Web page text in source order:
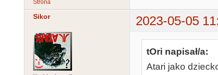
Strona
Sikor 2023-05-05
tOri napisał/a:
Atari jako